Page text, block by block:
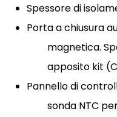
Spessore di
Porta a chiusura
magnetica.
apposito kit
Pannello di
sonda NTC